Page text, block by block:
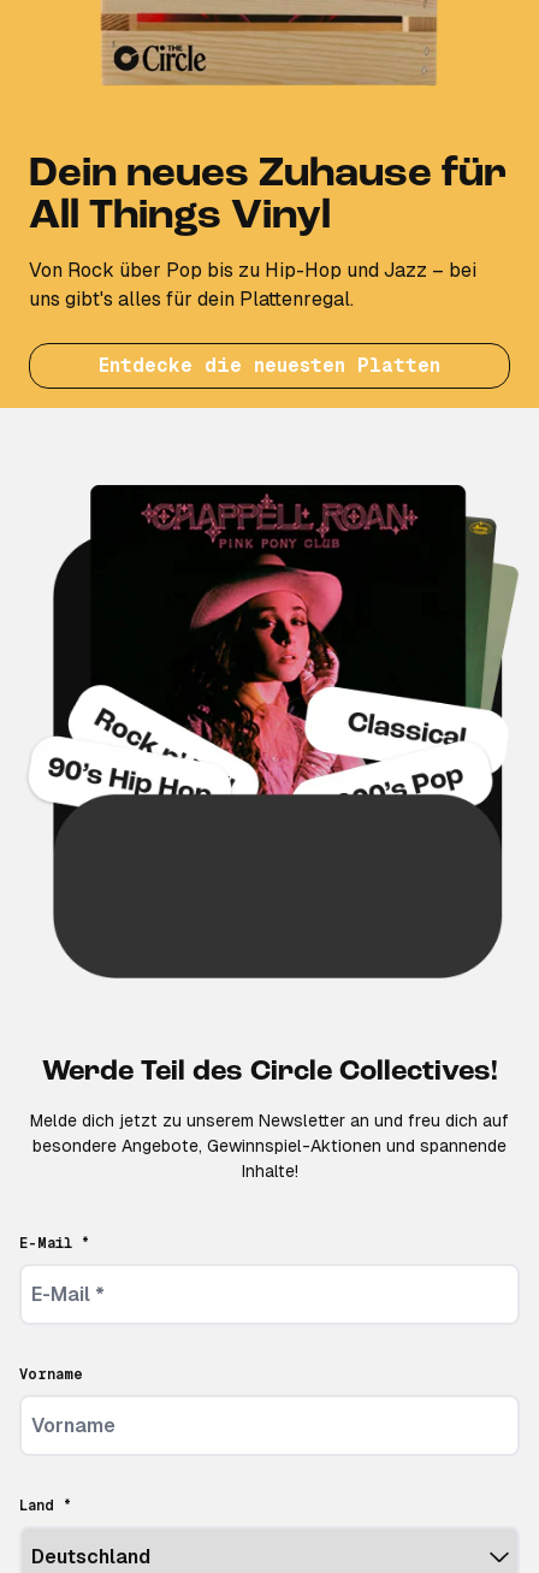
Dein neues Zuhause für
All Things Vinyl
Von Rock über Pop bis zu Hip-Hop und Jazz – bei
uns gibt's alles für dein Plattenregal.
Entdecke die neuesten Platten
Werde Teil des Circle Collectives!
Melde dich jetzt zu unserem Newsletter an und freu dich auf
besondere Angebote, Gewinnspiel-Aktionen und spannende
Inhalte!
E-Mail *
Vorname
Land *